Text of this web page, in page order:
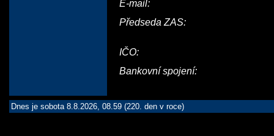
E-mail:
Předseda ZAS:
IČO:
Bankovní spojení:
Dnes je sobota 8.8.2026, 08.59 (220. den v roce)